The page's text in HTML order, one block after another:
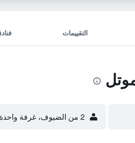
التقييمات
2 من الضيوف، غرفة واحدة